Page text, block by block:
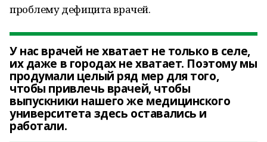
проблему дефицита врачей.
У нас врачей не хватает не только в селе,
их даже в городах не хватает. Поэтому мы
продумали целый ряд мер для того,
чтобы привлечь врачей, чтобы
выпускники нашего же медицинского
университета здесь оставались и
работали.